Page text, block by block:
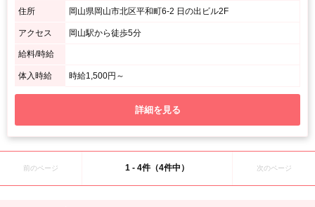
住所 岡山県岡山市北区平和町6-2 日の出ビル2F
アクセス 岡山駅から徒歩5分
給料/時給
体入時給 時給1,500円～
詳細を見る
前のページ 1 - 4件（4件中） 次のページ